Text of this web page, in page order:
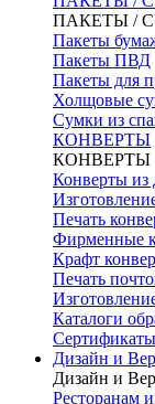
ПАКЕТЫ /
Пакеты
Пакеты ПВД
Пакеты для
Холщовые
Сумки из
КОНВЕРТЫ
КОНВЕРТЫ
Конверты из
Печать
Фирменные
Крафт
Печать
Каталоги
Сертификаты
Дизайн и
Дизайн и
Ресторанам